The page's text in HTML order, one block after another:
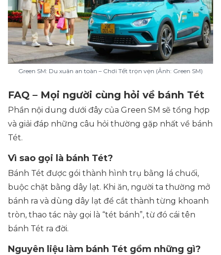
Green SM: Du xuân an toàn – Chơi Tết trọn vẹn (Ảnh: Green SM)
FAQ – Mọi người cùng hỏi về bánh Tét
Phần nội dung dưới đây của Green SM sẽ tổng hợp
và giải đáp những câu hỏi thường gặp nhất về bánh
Tét.
Vì sao gọi là bánh Tét?
Bánh Tét được gói thành hình trụ bằng lá chuối,
buộc chặt bằng dây lạt. Khi ăn, người ta thường mở
bánh ra và dùng dây lạt để cắt thành từng khoanh
tròn, thao tác này gọi là “tét bánh”, từ đó cái tên
bánh Tét ra đời.
Nguyên liệu làm bánh Tét gồm những gì?